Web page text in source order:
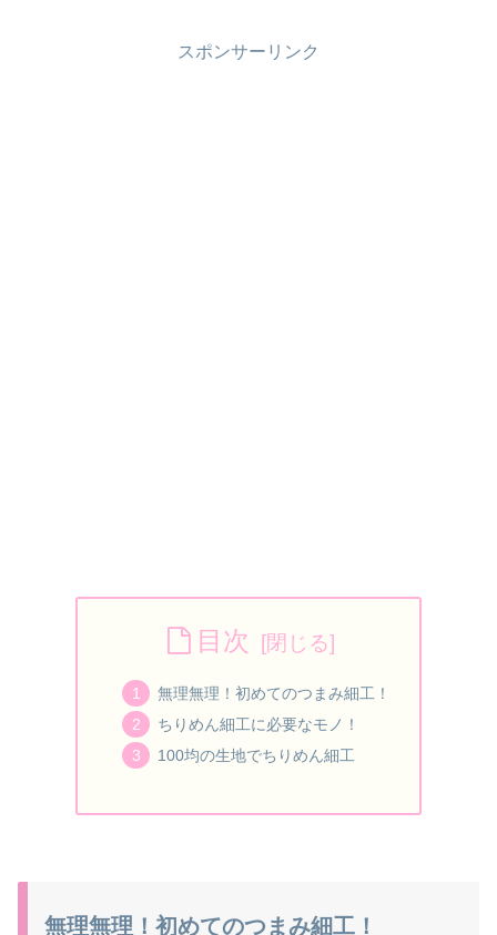
スポンサーリンク
目次
無理無理！初めてのつまみ細工！
ちりめん細工に必要なモノ！
100均の生地でちりめん細工
無理無理！初めてのつまみ細工！